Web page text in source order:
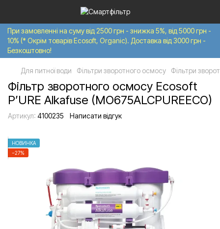
При замовленні на суму від 2500 грн - знижка 5%, від 5000 грн -
10% (* Окрім товарів Ecosoft, Organic). Доставка від 3000 грн -
Безкоштовно!
Для питної води Фільтри зворотного осмосу Фільтри
Фільтр зворотного осмосу Ecosoft
P’URE Alkafuse (MO675ALCPUREECO)
Артикул: 4100235 Написати відгук
НОВИНКА
−27%